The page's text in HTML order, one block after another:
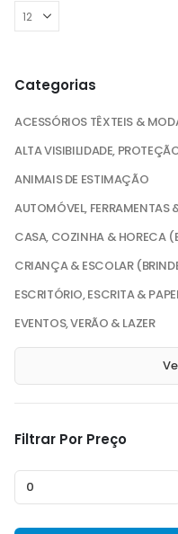
Categorias
ACESSÓRIOS TÊXTEIS &
ALTA VISIBILIDADE,
ANIMAIS DE ESTIMAÇÃO
AUTOMÓVEL,
CASA, COZINHA & HORECA
CRIANÇA & ESCOLAR
ESCRITÓRIO, ESCRITA &
EVENTOS, VERÃO & LAZER
Filtrar Por Preço
Preço
Preço